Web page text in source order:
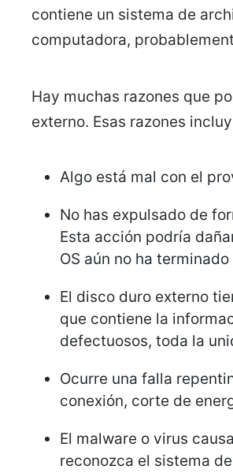
contiene un sistema de
computadora,
Hay muchas razones que
externo. Esas razones
Algo está mal con el
No has expulsado de
Esta acción podría
OS aún no ha
El disco duro externo
que contiene la
defectuosos, toda la
Ocurre una falla
conexión, corte de
El malware o virus
reconozca el sistema